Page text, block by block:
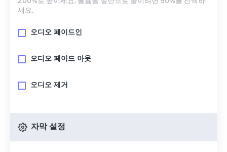
세요.
오디오 페이드인
오디오 페이드 아웃
오디오 제거
자막 설정